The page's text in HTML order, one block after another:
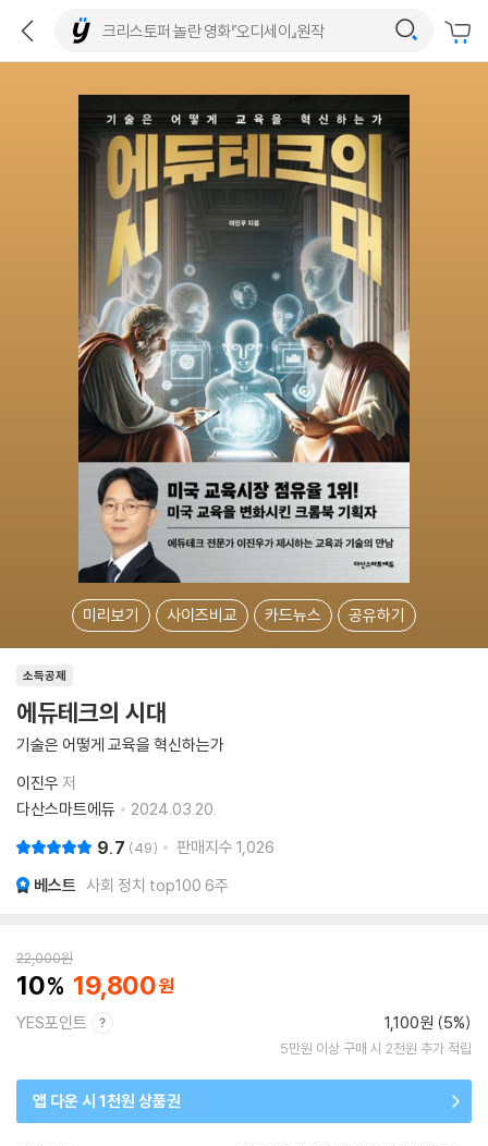
미리보기 사이즈비교 카드뉴스 공유하기
소득공제
에듀테크의 시대
기술은 어떻게 교육을 혁신하는가
이진우 저
다산스마트에듀
2024.03.20.
9.7 49 판매지수 1,026
베스트 사회 정치 top100 6주
22,000원
10 19,800
YES포인트 1,100원 (5%)
5만원 이상 구매 시 2천원 추가 적립
앱 다운 시 1천원 상품권